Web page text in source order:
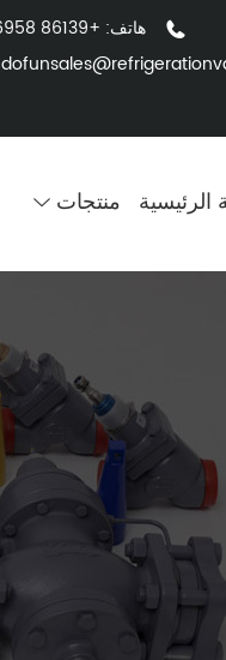
هاتف: +86139 6958 5200
منتجات